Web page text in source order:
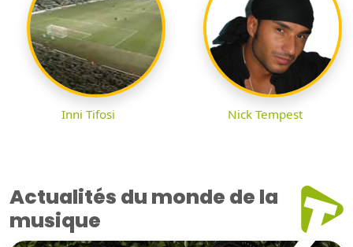
Inni Tifosi Nick Tempest
Actualités du monde de la
musique